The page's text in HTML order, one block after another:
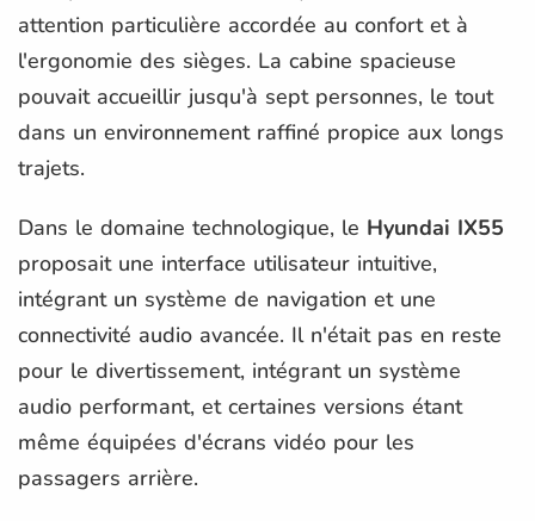
attention particulière accordée au confort et à
l'ergonomie des sièges. La cabine spacieuse
pouvait accueillir jusqu'à sept personnes, le tout
dans un environnement raffiné propice aux longs
trajets.
Dans le domaine technologique, le Hyundai IX55
proposait une interface utilisateur intuitive,
intégrant un système de navigation et une
connectivité audio avancée. Il n'était pas en reste
pour le divertissement, intégrant un système
audio performant, et certaines versions étant
même équipées d'écrans vidéo pour les
passagers arrière.